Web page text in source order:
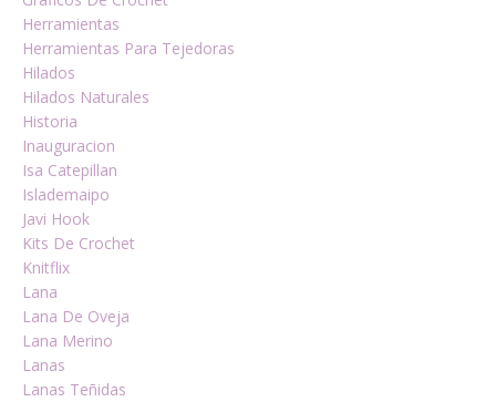
Herramientas
Herramientas Para Tejedoras
Hilados
Hilados Naturales
Historia
Inauguracion
Isa Catepillan
Islademaipo
Javi Hook
Kits De Crochet
Knitflix
Lana
Lana De Oveja
Lana Merino
Lanas
Lanas Teñidas